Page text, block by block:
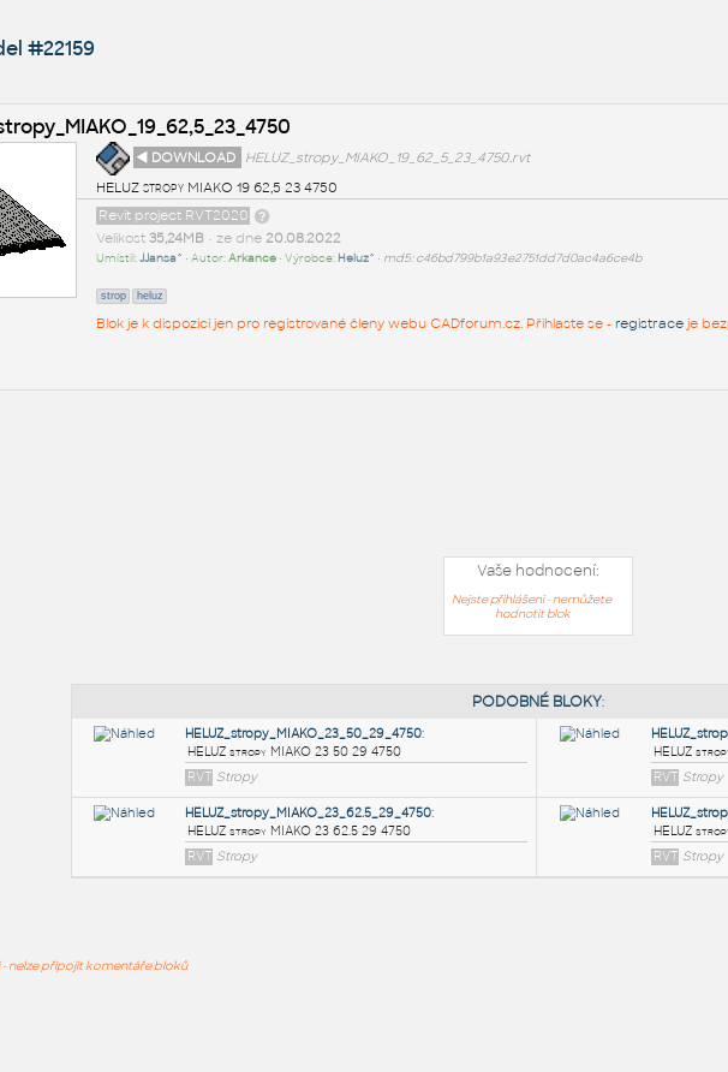
#22159
◄ DOWNLOAD
HELUZ_stropy_MIAKO_19_62_5_23_4750.rvt
HELUZ stropy MIAKO 19 62,5 23 4750
Revit project RVT2020
Velikost 35,24MB• ze dne 20.08.2022
Umístil:JJansa^ • Autor:Arkance• Výrobce: Heluz^ • md5: c46bd799b1a93e2751dd7d0ac4a6ce4b
strop heluz
Blok je k dispozici jen pro registrované členy webu CADforum.cz. Přihlaste se - registraceje
Vaše hodnocení:
Nejste přihlášeni - nemůžete
hodnotit blok
- nelze připojit komentáře bloků